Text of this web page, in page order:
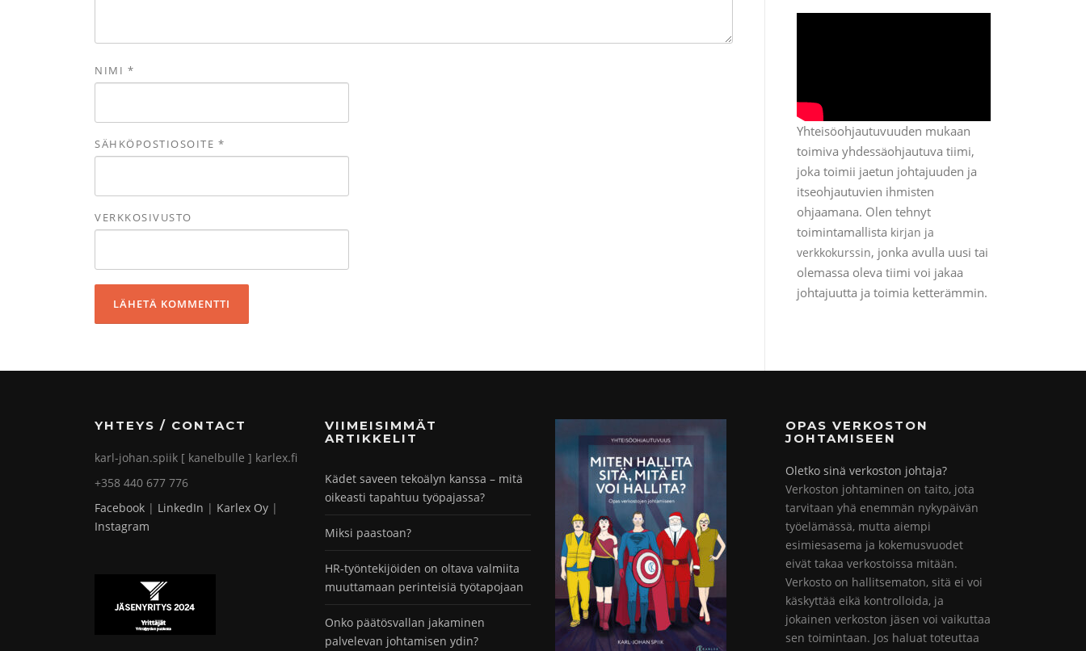
NIMI *
SÄHKÖPOSTIOSOITE *
VERKKOSIVUSTO
Yhteisöohjautuvuuden mukaan
toimiva yhdessäohjautuva tiimi,
joka toimii jaetun johtajuuden ja
itseohjautuvien ihmisten
ohjaamana. Olen tehnyt
toimintamallista kirjan ja
verkkokurssin, jonka avulla uusi tai
olemassa oleva tiimi voi jakaa
johtajuutta ja toimia ketterämmin.
YHTEYS / CONTACT
karl-johan.spiik [ kanelbulle ] karlex.fi
+358 440 677 776
Facebook | LinkedIn | Karlex Oy |
Instagram
VIIMEISIMMÄT
ARTIKKELIT
Kädet saveen tekoälyn kanssa – mitä
oikeasti tapahtuu työpajassa?
Miksi paastoan?
HR-työntekijöiden on oltava valmiita
muuttamaan perinteisiä työtapojaan
Onko päätösvallan jakaminen
palvelevan johtamisen ydin?
OPAS VERKOSTON
JOHTAMISEEN
Oletko sinä verkoston johtaja?
Verkoston johtaminen on taito, jota
tarvitaan yhä enemmän nykypäivän
työelämässä, mutta aiempi
esimiesasema ja kokemusvuodet
eivät takaa verkostoissa mitään.
Verkosto on hallitsematon, sitä ei voi
käskyttää eikä kontrolloida, ja
jokainen verkoston jäsen voi vaikuttaa
sen toimintaan. Jos haluat toteuttaa